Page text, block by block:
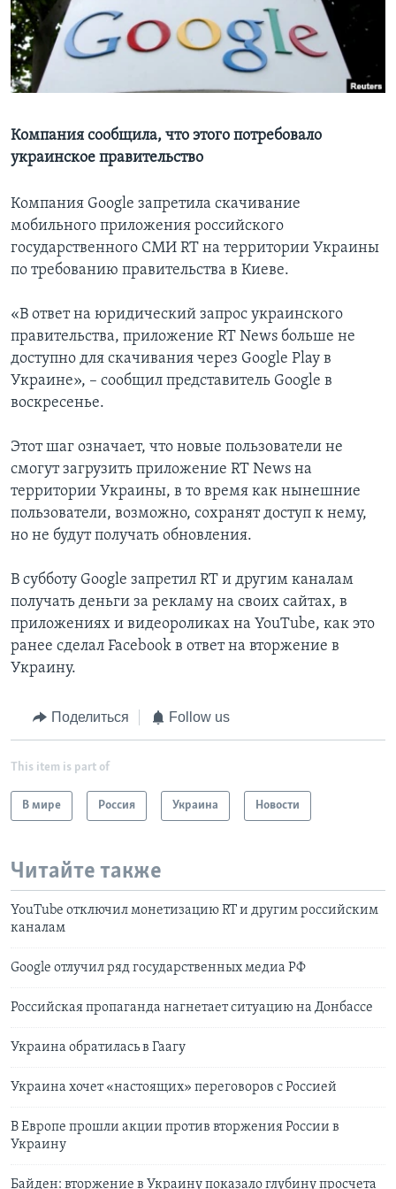
Learning English
СОЦИАЛЬНЫЕ СЕТИ
Языки
Компания сообщила, что этого потребовало
украинское правительство
Компания Google запретила скачивание
мобильного приложения российского
государственного СМИ RT на территории Украины
по требованию правительства в Киеве.
«В ответ на юридический запрос украинского
правительства, приложение RT News больше не
доступно для скачивания через Google Play в
Украине», – сообщил представитель Google в
воскресенье.
Этот шаг означает, что новые пользователи не
смогут загрузить приложение RT News на
территории Украины, в то время как нынешние
пользователи, возможно, сохранят доступ к нему,
но не будут получать обновления.
В субботу Google запретил RT и другим каналам
получать деньги за рекламу на своих сайтах, в
приложениях и видеороликах на YouTube, как это
ранее сделал Facebook в ответ на вторжение в
Украину.
Поделиться Follow us
This item is part of
В мире Россия Украина Новости
Читайте также
YouTube отключил монетизацию RT и другим российским
каналам
Google отлучил ряд государственных медиа РФ
Российская пропаганда нагнетает ситуацию на Донбассе
Украина обратилась в Гаагу
Украина хочет «настоящих» переговоров с Россией
В Европе прошли акции против вторжения России в
Украину
Байден: вторжение в Украину показало глубину просчета